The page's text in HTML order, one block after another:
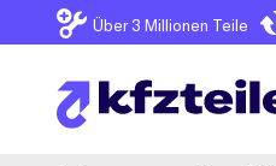
Über 3 Millionen Teile